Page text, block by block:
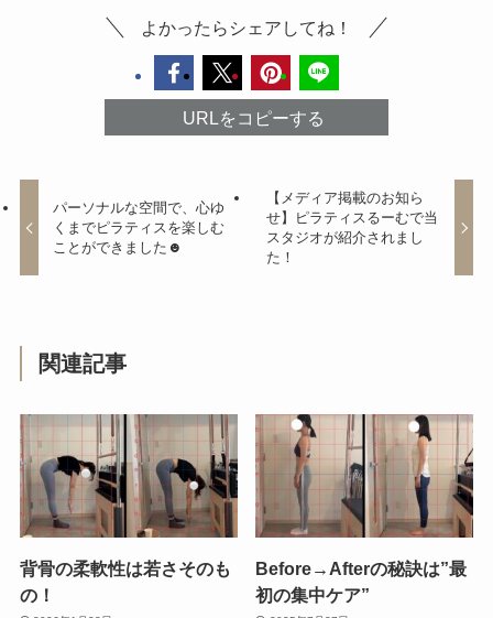
よかったらシェアしてね！
URLをコピーする
パーソナルな空間で、心ゆ
くまでピラティスを楽しむ
ことができました☻
【メディア掲載のお知ら
せ】ピラティスるーむで当
スタジオが紹介されまし
た！
関連記事
背骨の柔軟性は若さそのも
の！
Before→Afterの秘訣は”最
初の集中ケア”